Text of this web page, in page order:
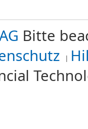
Bitte